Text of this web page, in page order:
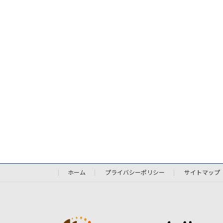
ホーム プライバシーポリシー サイトマップ